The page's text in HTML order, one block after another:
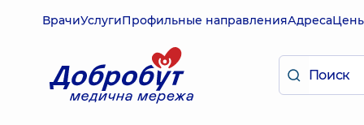
ВрачиУслугиПрофильные направленияАдреса